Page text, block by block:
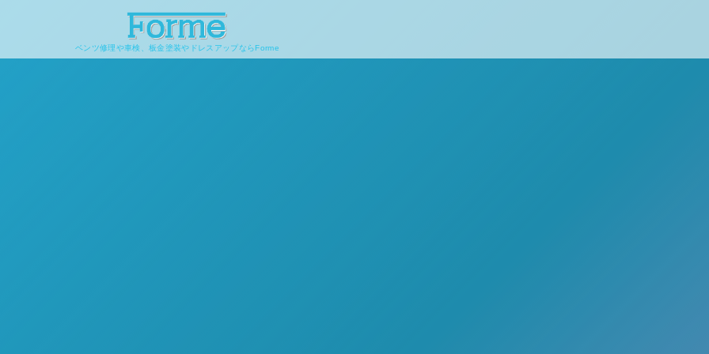
ベンツ修理や車検、板金塗装やドレスアップならForme